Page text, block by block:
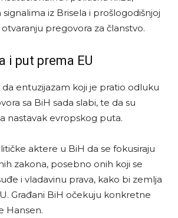
iz Brisela i prošlogodišnjoj
pregovora za članstvo.
i put prema EU
da entuzijazam koji je pratio odluku
sa BiH sada slabi, te da su
nastavak evropskog puta.
aktere u BiH da se fokusiraju
zakona, posebno onih koji se
i vladavinu prava, kako bi zemlja
Građani BiH očekuju konkretne
Hansen.